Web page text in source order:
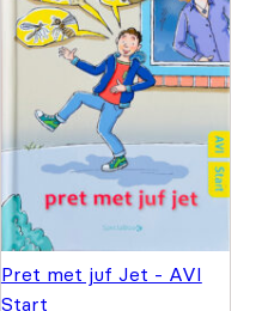
Pret met juf Jet - AVI
Start